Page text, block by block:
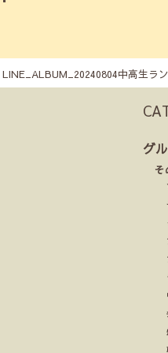
LINE_ALBUM_20240804中高生ラ
グ
そ